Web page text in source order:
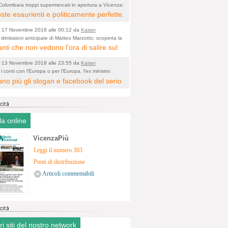
essere per forza in opposizione a
che hanno fatto gli altri.
troppi supermercati in apertura a Vicenza:
fu l'amministrazione di cui faceva parte
esaurienti e politicamente perfette.
Le elezioni le ha perse, ed è
SOLO, con un regolamento
che LE permette di fare GRUPPO
sola Persona. Cosa ci sta a fare lì,
PD così fa "gruppo"....Amen.
17 Novembre 2018 alle 00:12 da Kaiser
anticipate di Matteo Marzotto: scoperta la
sia pur minima di Vicenza a Rimini a poco
che non vedono l'ora di salire sul
due che coerenti con se stessi
dalla giostra.
13 Novembre 2018 alle 23:55 da Kaiser
conti con l’Europa o per l’Europa, l'ex ministro
a Vicenza: "l'Italia è un paese bancocentrico e ha
più gli slogan e facebook del serio
online
VicenzaPiù
Leggi il numero 303
Punti di distribuzione
Articoli commentabili
siti del nostro network